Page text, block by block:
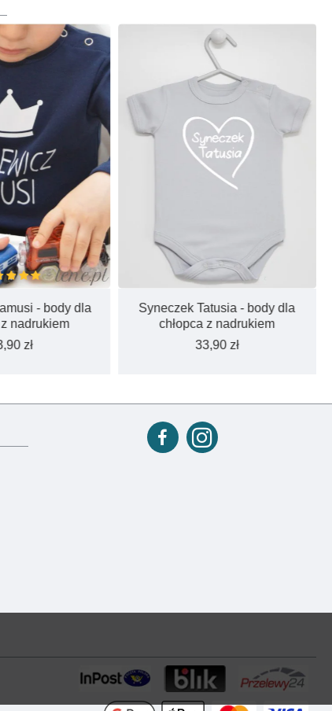
- body dla
nadrukiem
zł
Syneczek Tatusia - body dla
chłopca z nadrukiem
33,90 zł